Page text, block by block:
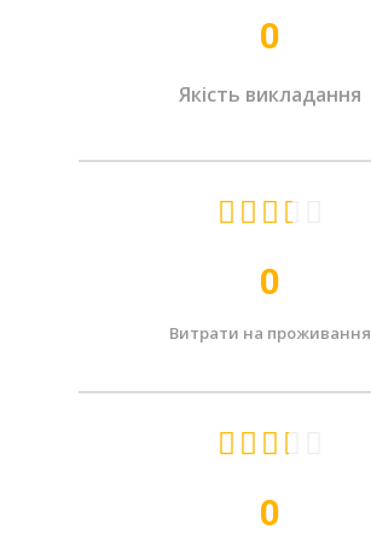
Якість викладання
0
   
Витрати на проживання
0
   
0